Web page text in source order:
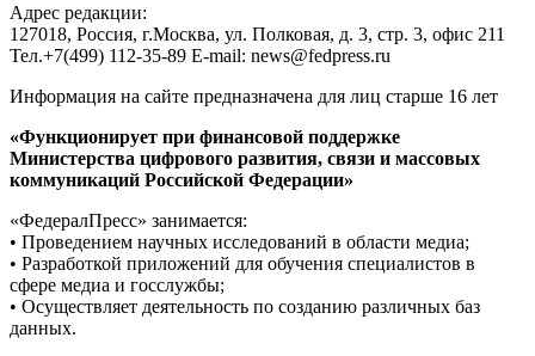
Адрес редакции:
127018, Россия, г.Москва, ул. Полковая, д. 3, стр. 3, офис 211
Тел.+7(499) 112-35-89 E-mail: news@fedpress.ru
Информация на сайте предназначена для лиц старше 16 лет
«Функционирует при финансовой поддержке
Министерства цифрового развития, связи и массовых
коммуникаций Российской Федерации»
«ФедералПресс» занимается:
• Проведением научных исследований в области медиа;
• Разработкой приложений для обучения специалистов в
сфере медиа и госслужбы;
• Осуществляет деятельность по созданию различных баз
данных.